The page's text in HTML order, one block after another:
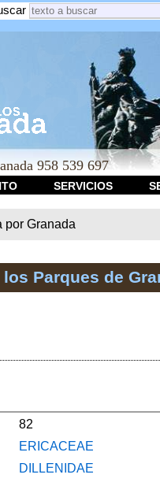
958 539 697
SERVICIOS
por Granada
Parques de
82
ERICACEAE
DILLENIDAE